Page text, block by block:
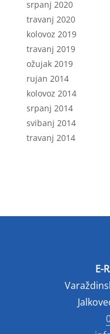
srpanj 2020
travanj 2020
kolovoz 2019
travanj 2019
ožujak 2019
rujan 2014
kolovoz 2014
srpanj 2014
svibanj 2014
travanj 2014
E-